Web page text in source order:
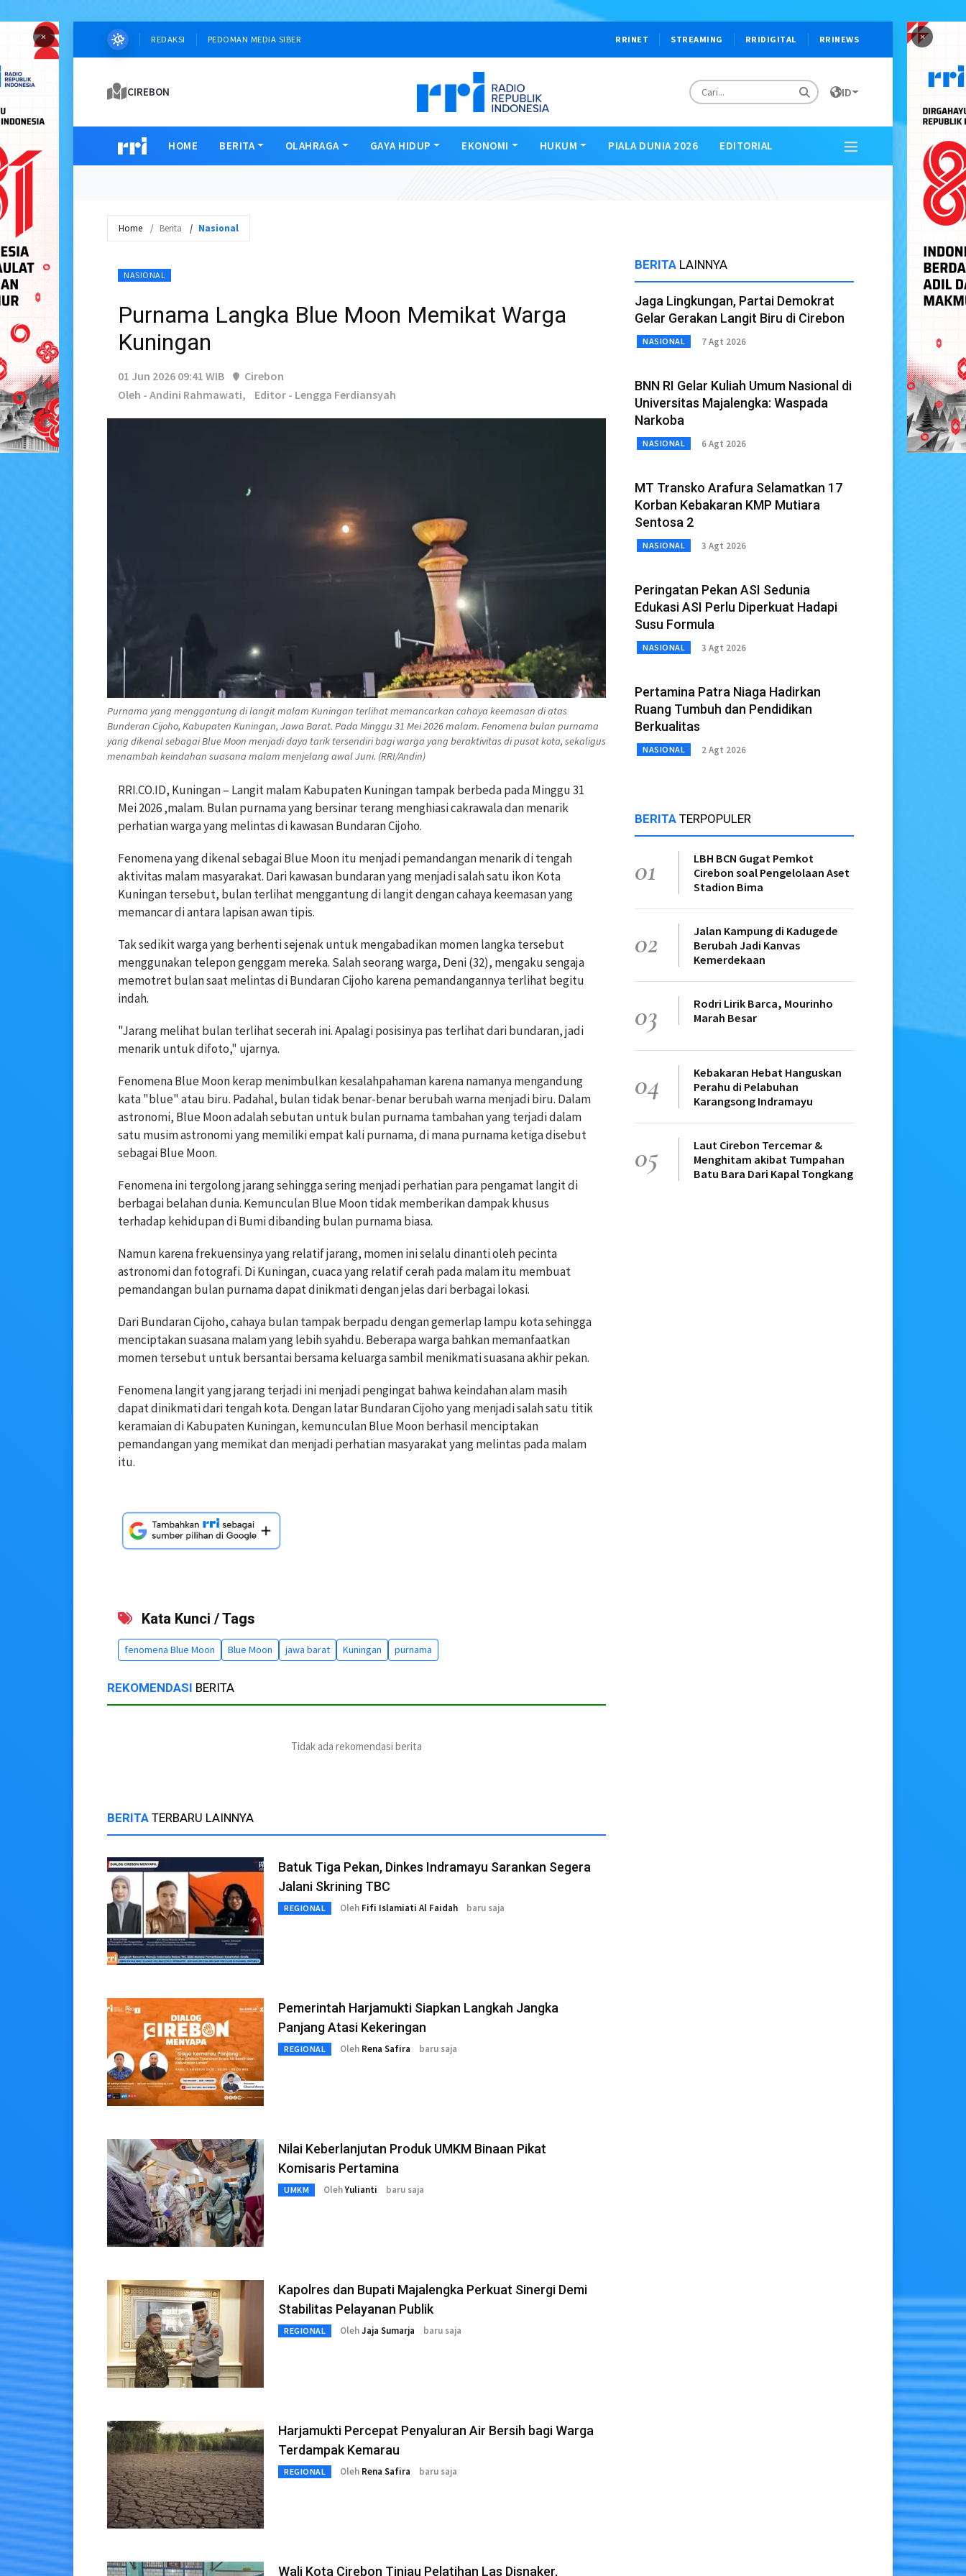
× ×
REDAKSI PEDOMAN MEDIA SIBER RRINET STREAMING RRIDIGITAL RRINEWS
CIREBON ID
HOME BERITA OLAHRAGA GAYA HIDUP EKONOMI HUKUM PIALA DUNIA 2026 EDITORIAL
Home Berita Nasional
NASIONAL
Purnama Langka Blue Moon Memikat Warga
Kuningan
01 Jun 2026 09:41 WIB
Cirebon
Oleh - Andini Rahmawati,
Editor - Lengga Ferdiansyah
Purnama yang menggantung di langit malam Kuningan terlihat memancarkan cahaya keemasan di atas
Bunderan Cijoho, Kabupaten Kuningan, Jawa Barat. Pada Minggu 31 Mei 2026 malam. Fenomena bulan purnama
yang dikenal sebagai Blue Moon menjadi daya tarik tersendiri bagi warga yang beraktivitas di pusat kota, sekaligus
menambah keindahan suasana malam menjelang awal Juni. (RRI/Andin)
RRI.CO.ID, Kuningan – Langit malam Kabupaten Kuningan tampak berbeda pada Minggu 31
Mei 2026 ,malam. Bulan purnama yang bersinar terang menghiasi cakrawala dan menarik
perhatian warga yang melintas di kawasan Bundaran Cijoho.
Fenomena yang dikenal sebagai Blue Moon itu menjadi pemandangan menarik di tengah
aktivitas malam masyarakat. Dari kawasan bundaran yang menjadi salah satu ikon Kota
Kuningan tersebut, bulan terlihat menggantung di langit dengan cahaya keemasan yang
memancar di antara lapisan awan tipis.
Tak sedikit warga yang berhenti sejenak untuk mengabadikan momen langka tersebut
menggunakan telepon genggam mereka. Salah seorang warga, Deni (32), mengaku sengaja
memotret bulan saat melintas di Bundaran Cijoho karena pemandangannya terlihat begitu
indah.
"Jarang melihat bulan terlihat secerah ini. Apalagi posisinya pas terlihat dari bundaran, jadi
menarik untuk difoto," ujarnya.
Fenomena Blue Moon kerap menimbulkan kesalahpahaman karena namanya mengandung
kata "blue" atau biru. Padahal, bulan tidak benar-benar berubah warna menjadi biru. Dalam
astronomi, Blue Moon adalah sebutan untuk bulan purnama tambahan yang terjadi dalam
satu musim astronomi yang memiliki empat kali purnama, di mana purnama ketiga disebut
sebagai Blue Moon.
Fenomena ini tergolong jarang sehingga sering menjadi perhatian para pengamat langit di
berbagai belahan dunia. Kemunculan Blue Moon tidak memberikan dampak khusus
terhadap kehidupan di Bumi dibanding bulan purnama biasa.
Namun karena frekuensinya yang relatif jarang, momen ini selalu dinanti oleh pecinta
astronomi dan fotografi. Di Kuningan, cuaca yang relatif cerah pada malam itu membuat
pemandangan bulan purnama dapat dinikmati dengan jelas dari berbagai lokasi.
Dari Bundaran Cijoho, cahaya bulan tampak berpadu dengan gemerlap lampu kota sehingga
menciptakan suasana malam yang lebih syahdu. Beberapa warga bahkan memanfaatkan
momen tersebut untuk bersantai bersama keluarga sambil menikmati suasana akhir pekan.
Fenomena langit yang jarang terjadi ini menjadi pengingat bahwa keindahan alam masih
dapat dinikmati dari tengah kota. Dengan latar Bundaran Cijoho yang menjadi salah satu titik
keramaian di Kabupaten Kuningan, kemunculan Blue Moon berhasil menciptakan
pemandangan yang memikat dan menjadi perhatian masyarakat yang melintas pada malam
itu.
Kata Kunci / Tags
fenomena Blue Moon Blue Moon jawa barat Kuningan purnama
REKOMENDASI BERITA
Tidak ada rekomendasi berita
BERITA TERBARU LAINNYA
Batuk Tiga Pekan, Dinkes Indramayu Sarankan Segera
Jalani Skrining TBC
REGIONAL Oleh Fifi Islamiati Al Faidah baru saja
Pemerintah Harjamukti Siapkan Langkah Jangka
Panjang Atasi Kekeringan
REGIONAL Oleh Rena Safira baru saja
Nilai Keberlanjutan Produk UMKM Binaan Pikat
Komisaris Pertamina
UMKM OlehYulianti baru saja
Kapolres dan Bupati Majalengka Perkuat Sinergi Demi
Stabilitas Pelayanan Publik
REGIONAL OlehJaja Sumarja baru saja
Harjamukti Percepat Penyaluran Air Bersih bagi Warga
Terdampak Kemarau
REGIONAL Oleh Rena Safira baru saja
Wali Kota Cirebon Tinjau Pelatihan Las Disnaker,
BERITA LAINNYA
Jaga Lingkungan, Partai Demokrat
Gelar Gerakan Langit Biru di Cirebon
NASIONAL 7 Agt 2026
BNN RI Gelar Kuliah Umum Nasional di
Universitas Majalengka: Waspada
Narkoba
NASIONAL 6 Agt 2026
MT Transko Arafura Selamatkan 17
Korban Kebakaran KMP Mutiara
Sentosa 2
NASIONAL 3 Agt 2026
Peringatan Pekan ASI Sedunia
Edukasi ASI Perlu Diperkuat Hadapi
Susu Formula
NASIONAL 3 Agt 2026
Pertamina Patra Niaga Hadirkan
Ruang Tumbuh dan Pendidikan
Berkualitas
NASIONAL 2 Agt 2026
BERITA TERPOPULER
01
LBH BCN Gugat Pemkot
Cirebon soal Pengelolaan Aset
Stadion Bima
02
Jalan Kampung di Kadugede
Berubah Jadi Kanvas
Kemerdekaan
03
Rodri Lirik Barca, Mourinho
Marah Besar
04
Kebakaran Hebat Hanguskan
Perahu di Pelabuhan
Karangsong Indramayu
05
Laut Cirebon Tercemar &
Menghitam akibat Tumpahan
Batu Bara Dari Kapal Tongkang